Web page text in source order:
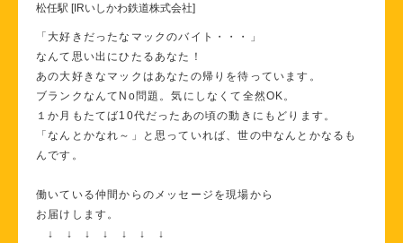
松任駅 [IRいしかわ鉄道株式会社]
「大好きだったなマックのバイト・・・」
なんて思い出にひたるあなた！
あの大好きなマックはあなたの帰りを待っています。
ブランクなんてNo問題。気にしなくて全然OK。
１か月もたてば10代だったあの頃の動きにもどります。
「なんとかなれ～」と思っていれば、世の中なんとかなるも
んです。
働いている仲間からのメッセージを現場から
お届けします。
↓ ↓ ↓ ↓ ↓ ↓ ↓